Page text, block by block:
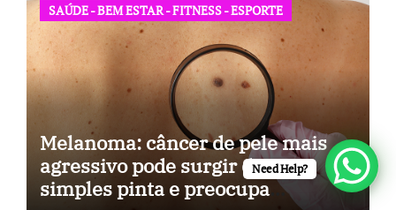
SAÚDE - BEM ESTAR - FITNESS - ESPORTE
Melanoma: câncer de pele mais
agressivo pode surgir de uma
simples pinta e preocupa
Need Help?